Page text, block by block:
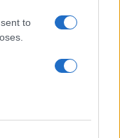
to
Ο Γιουμπιτάνα
ισοπαλίας